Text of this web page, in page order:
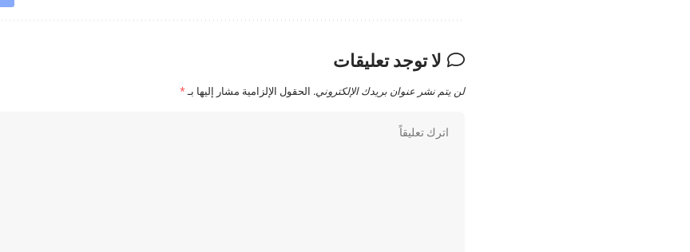
لا توجد تعليقات
لن يتم نشر عنوان بريدك الإلكتروني. الحقول الإلزامية مشار إليها بـ*